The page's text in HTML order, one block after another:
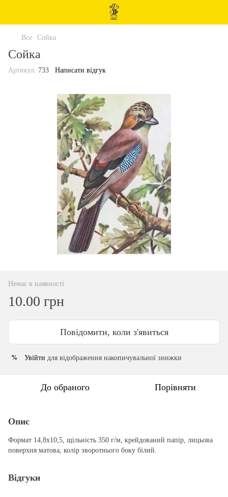
Все Сойка
Сойка
Артикул: 733 Написати відгук
Немає в наявності
10.00 грн
Повідомити, коли з'явиться
% Увійти для відображення накопичувальної знижки
До обраного Порівняти
Опис
Формат 14,8х10,5, щільність 350 г/м, крейдований папір, лицьова
поверхня матова, колір зворотнього боку білий.
Відгуки